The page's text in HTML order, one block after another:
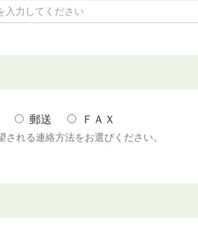
郵送 ＦＡＸ
される連絡方法をお選びください。